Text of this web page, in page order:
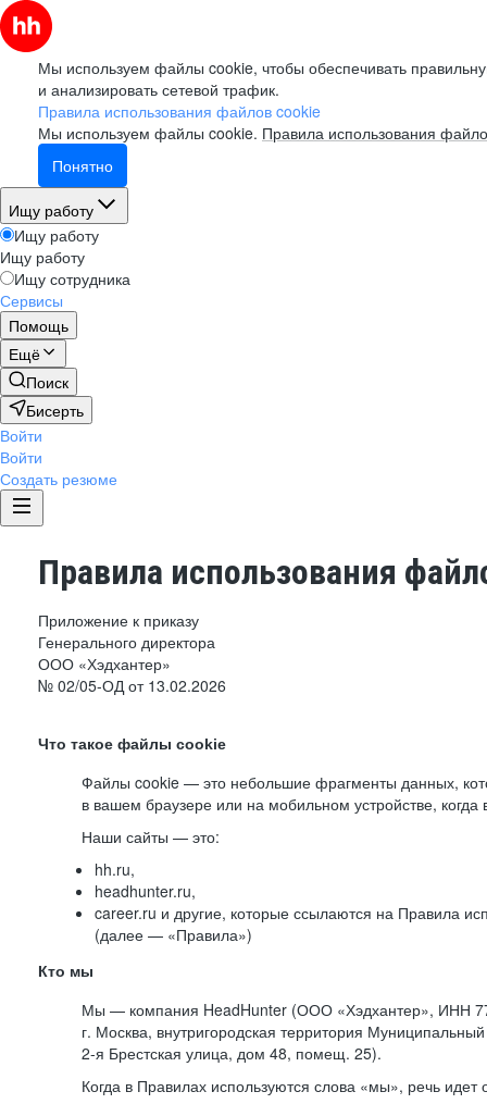
Мы используем файлы cookie, чтобы обеспечивать
и анализировать сетевой трафик.
Правила использования файлов cookie
Мы используем файлы cookie. Правила использования
Понятно
Ищу работу
Ищу работу
Ищу работу
Ищу сотрудника
Сервисы
Помощь
Ещё
Поиск
Бисерть
Войти
Войти
Создать резюме
Правила использования
Приложение к приказу
Генерального директора
ООО «Хэдхантер»
№ 02/05-ОД от 13.02.2026
Что такое файлы cookie
Файлы cookie — это небольшие фрагменты данных,
в вашем браузере или на мобильном устройстве,
Наши сайты — это:
hh.ru,
headhunter.ru,
career.ru и другие, которые ссылаются на Правила
(далее — «Правила»)
Кто мы
Мы — компания HeadHunter (ООО «Хэдхантер», ИНН
г. Москва, внутригородская территория Муниципальный
2-я Брестская улица, дом 48, помещ. 25).
Когда в Правилах используются слова «мы», речь